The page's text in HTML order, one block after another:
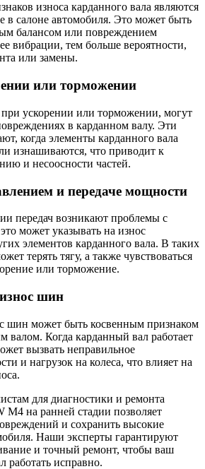
износа карданного вала являются
салоне автомобиля. Это может быть
балансом или повреждением
вибрации, тем больше вероятности,
или замены.
или торможении
ускорении или торможении, могут
в карданном валу. Эти
когда элементы карданного вала
изнашиваются, что приводит к
и несоосности частей.
и передаче мощности
передач возникают проблемы с
может указывать на износ
элементов карданного вала. В таких
терять тягу, а также чувствоваться
или торможение.
шин
шин может быть косвенным признаком
валом. Когда карданный вал работает
вызвать неправильное
и нагрузок на колеса, что влияет на
для диагностики и ремонта
M4 на ранней стадии позволяет
и сохранить высокие
Наши эксперты гарантируют
и точный ремонт, чтобы ваш
работать исправно.